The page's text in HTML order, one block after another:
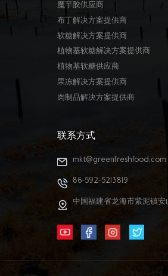
魔芋胶供应商
布丁解决方案提供商
软糖解决方案提供商
植物基软糖解决方案提供商
植物基软糖供应商
果冻解决方案提供商
肉制品解决方案提供商
联系方式
mkt@greenfreshfood.com
86-592-5213819
中国福建省龙海市紫泥镇安